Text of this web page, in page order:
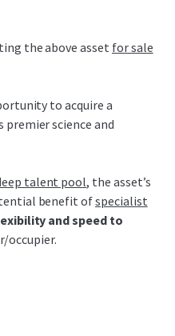
the above asset for sale
to acquire a
science and
talent pool, the asset’s
benefit ofspecialist
and speed to
occupier.